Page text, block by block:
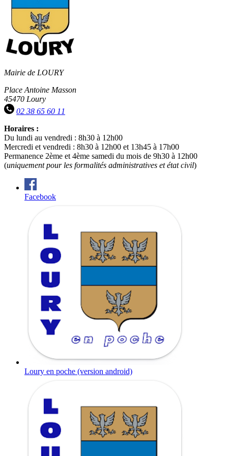
Mairie de LOURY
Place Antoine Masson
45470 Loury
02 38 65 60 11
Horaires :
Du lundi au vendredi : 8h30 à 12h00
Mercredi et vendredi : 8h30 à 12h00 et 13h45 à 17h00
Permanence 2ème et 4ème samedi du mois de 9h30 à 12h00
(uniquement pour les formalités administratives et état civil)
Facebook
Loury en poche (version android)